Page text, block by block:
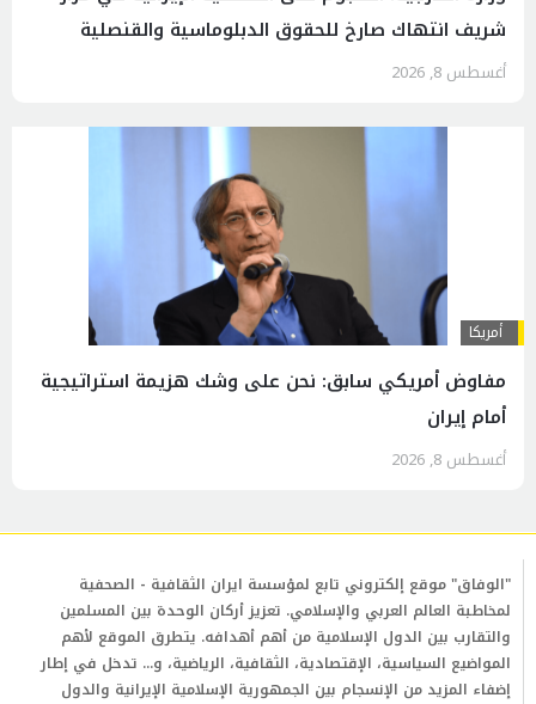
شريف انتهاك صارخ للحقوق الدبلوماسية والقنصلية
أغسطس 8, 2026
أمريكا
مفاوض أمريكي سابق: نحن على وشك هزيمة استراتيجية
أمام إيران
أغسطس 8, 2026
"الوفاق" موقع إلكتروني تابع لمؤسسة ايران الثقافية - الصحفية
لمخاطبة العالم العربي والإسلامي. تعزيز أركان الوحدة بين المسلمين
والتقارب بين الدول الإسلامية من أهم أهدافه. يتطرق الموقع لأهم
المواضيع السياسية، الإقتصادية، الثقافية، الرياضية، و... تدخل في إطار
إضفاء المزيد من الإنسجام بين الجمهورية الإسلامية الإيرانية والدول